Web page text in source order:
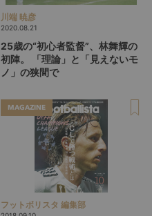
川端 暁彦
2020.08.21
25歳の“初心者監督”、林舞輝の
初陣。 「理論」と「見えないモ
ノ」の狭間で
MAGAZINE
フットボリスタ 編集部